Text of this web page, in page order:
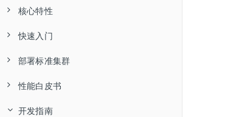
核心特性
高可用和容灾
分布式事务
水平扩展
MySQL 生态兼容
快速入门
快速体验
通过 PXD 部署集群
通过 K8S 部署
部署标准集群
部署流程
软硬件配置建议
性能白皮书
集中式
开发指南